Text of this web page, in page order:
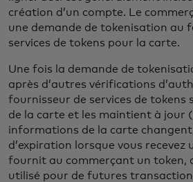
création d’un compte. Le
une demande de tokenisation au
services de tokens pour la carte.
Une fois la demande de
après d’autres vérifications
fournisseur de services de tokens
de la carte et les maintient à jour
informations de la carte
d’expiration lorsque vous recevez
fournit au commerçant un token,
utilisé pour de futures